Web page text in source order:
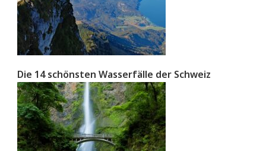
Die 14 schönsten Wasserfälle der Schweiz